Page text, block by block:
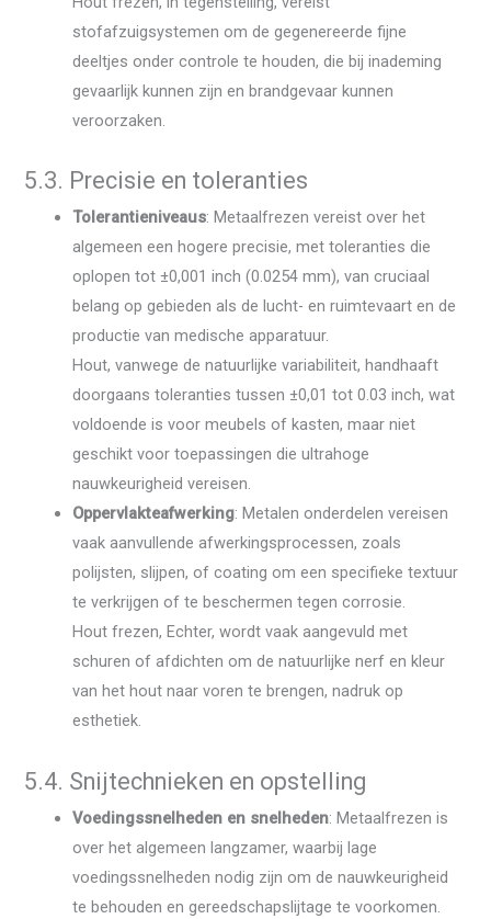
stofafzuigsystemen om de gegenereerde fijne
deeltjes onder controle te houden, die bij inademing
gevaarlijk kunnen zijn en brandgevaar kunnen
veroorzaken.
5.3. Precisie en toleranties
Tolerantieniveaus: Metaalfrezen vereist over het
algemeen een hogere precisie, met toleranties die
oplopen tot ±0,001 inch (0.0254 mm), van cruciaal
belang op gebieden als de lucht- en ruimtevaart en de
productie van medische apparatuur.
Hout, vanwege de natuurlijke variabiliteit, handhaaft
doorgaans toleranties tussen ±0,01 tot 0.03 inch, wat
voldoende is voor meubels of kasten, maar niet
geschikt voor toepassingen die ultrahoge
nauwkeurigheid vereisen.
Oppervlakteafwerking: Metalen onderdelen vereisen
vaak aanvullende afwerkingsprocessen, zoals
polijsten, slijpen, of coating om een ​​specifieke textuur
te verkrijgen of te beschermen tegen corrosie.
Hout frezen, Echter, wordt vaak aangevuld met
schuren of afdichten om de natuurlijke nerf en kleur
van het hout naar voren te brengen, nadruk op
esthetiek.
5.4. Snijtechnieken en opstelling
Voedingssnelheden en snelheden: Metaalfrezen is
over het algemeen langzamer, waarbij lage
voedingssnelheden nodig zijn om de nauwkeurigheid
te behouden en gereedschapslijtage te voorkomen.